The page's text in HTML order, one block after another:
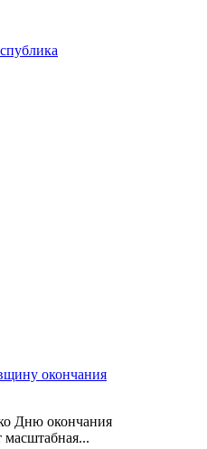
окончания
Дню окончания